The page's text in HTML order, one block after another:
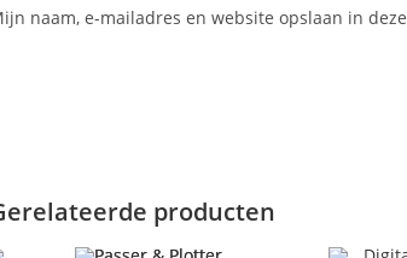
naam, e-mailadres en website opslaan in
producten